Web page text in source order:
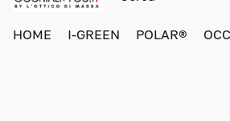
HOME I-GREEN POLAR®